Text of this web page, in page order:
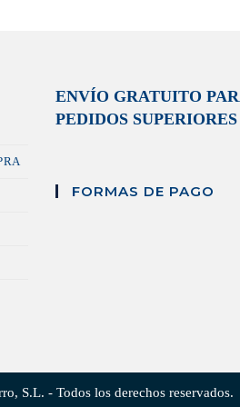
ENVÍO GRATUITO
PEDIDOS SUPERIORES
FORMAS DE PAGO
S.L. - Todos los derechos reservados.